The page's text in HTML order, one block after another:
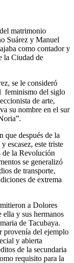
matrimonio
Suárez y Manuel
como contador y
la Ciudad de
se le consideró
feminismo del siglo
de arte,
su nombre en el sur
que después de la
escasez, este triste
de la Revolución
se generalizó
de transporte,
de extrema
a Dolores
ella y sus hermanos
de Tacubaya.
provenía del ejemplo
y abierta
de la secundaria
requisito para la